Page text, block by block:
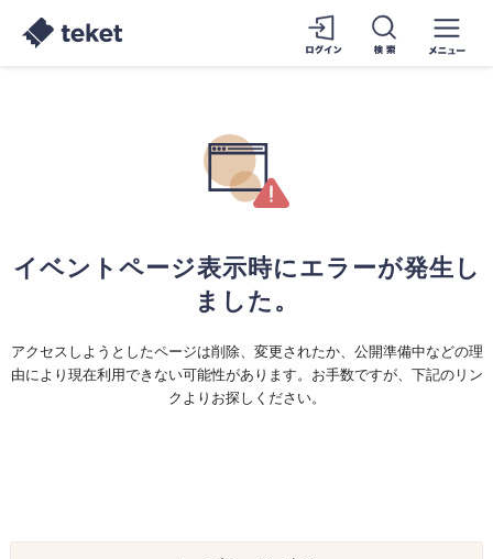
イベントページ表示時にエラーが発生し
ました。
アクセスしようとしたページは削除、変更されたか、公開準備中などの理
由により現在利用できない可能性があります。お手数ですが、下記のリン
クよりお探しください。